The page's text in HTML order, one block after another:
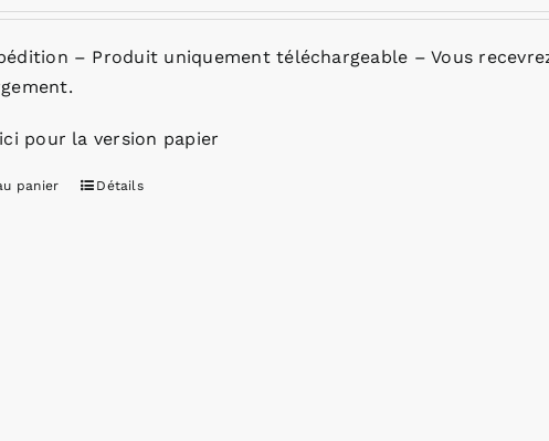
– Produit uniquement téléchargeable – Vous
pour la version papier
panier Détails